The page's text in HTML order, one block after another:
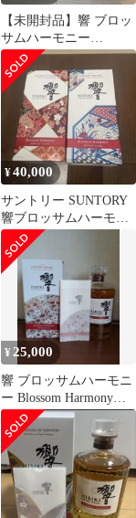
【未開封品】響 ブロッ
サムハーモニー
BLOSSOM HARMONY
2022
¥40,000
サントリー SUNTORY
響ブロッサムハーモニ
ー2022 2024 2本セット
¥ 25,000
響 ブロッサムハーモニ
ー Blossom Harmony
2021サントリー